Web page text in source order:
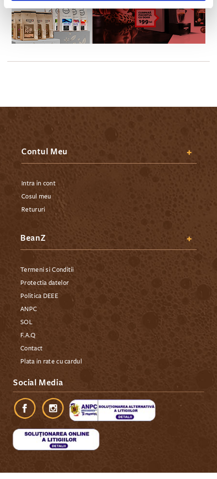
Contul Meu
Intra in cont
Cosul meu
Retururi
BeanZ
Termeni si Conditii
Protectia datelor
Politica DEEE
ANPC
SOL
F.A.Q
Contact
Plata in rate cu cardul
Social Media